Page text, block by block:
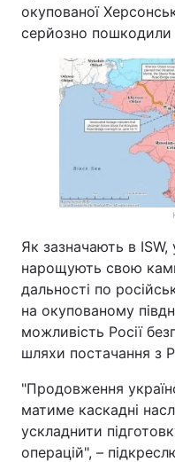
окупованої
серйозно пошкодили
Як зазначають в ISW,
нарощують свою
дальності по
на окупованому
можливість Росії
шляхи постачання з
"Продовження
матиме каскадні
ускладнити
операцій", –